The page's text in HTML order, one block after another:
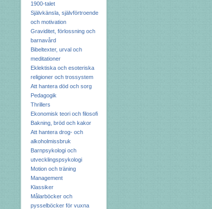
1900-talet
Självkänsla, självförtroende
och motivation
Graviditet, förlossning och
barnavård
Bibeltexter, urval och
meditationer
Eklektiska och esoteriska
religioner och trossystem
Att hantera död och sorg
Pedagogik
Thrillers
Ekonomisk teori och filosofi
Bakning, bröd och kakor
Att hantera drog- och
alkoholmissbruk
Barnpsykologi och
utvecklingspsykologi
Motion och träning
Management
Klassiker
Målarböcker och
pysselböcker för vuxna